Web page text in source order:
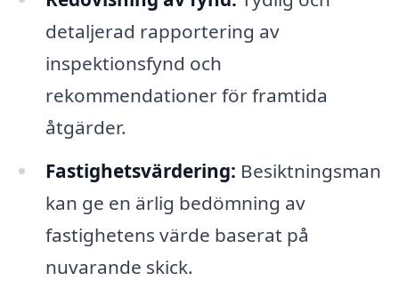
detaljerad rapportering av
inspektionsfynd och
rekommendationer för framtida
åtgärder.
Fastighetsvärdering: Besiktningsman
kan ge en ärlig bedömning av
fastighetens värde baserat på
nuvarande skick.